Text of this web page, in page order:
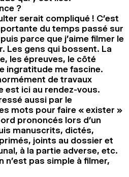
?
serait compliqué ! C’est
du temps passé sur
parce que j’aime filmer le
Les gens qui bossent. La
les épreuves, le côté
ingratitude me fascine.
de travaux
est ici au rendez-vous.
aussi par le
mots pour faire « exister »
prononcés lors d’un
manuscrits, dictés,
joints au dossier et
à la partie adverse, etc.
n’est pas simple à filmer,